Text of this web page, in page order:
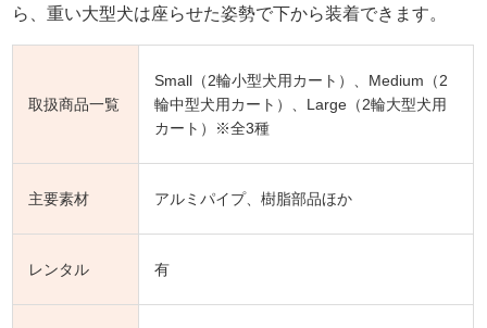
ら、重い大型犬は座らせた姿勢で下から装着できます。
取扱商品一覧
Small（2輪小型犬用カート）、Medium（2
輪中型犬用カート）、Large（2輪大型犬用
カート）※全3種
主要素材 アルミパイプ、樹脂部品ほか
レンタル 有